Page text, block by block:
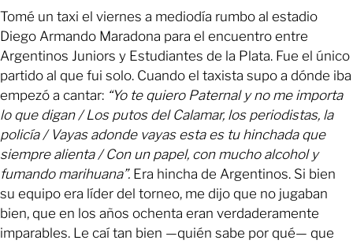
Tomé un taxi el viernes a mediodía rumbo al estadio
Diego Armando Maradona para el encuentro entre
Argentinos Juniors y Estudiantes de la Plata. Fue el único
partido al que fui solo. Cuando el taxista supo a dónde iba
empezó a cantar: “Yo te quiero Paternal y no me importa
lo que digan / Los putos del Calamar, los periodistas, la
policía / Vayas adonde vayas esta es tu hinchada que
siempre alienta / Con un papel, con mucho alcohol y
fumando marihuana”. Era hincha de Argentinos. Si bien
su equipo era líder del torneo, me dijo que no jugaban
bien, que en los años ochenta eran verdaderamente
imparables. Le caí tan bien —quién sabe por qué— que